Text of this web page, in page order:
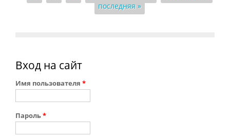
последняя »
Вход на сайт
Имя пользователя *
Пароль*